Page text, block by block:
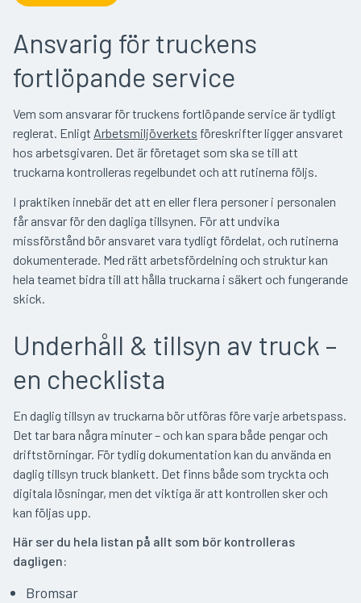
Ansvarig för truckens
fortlöpande service
Vem som ansvarar för truckens fortlöpande service är tydligt
reglerat. Enligt Arbetsmiljöverkets föreskrifter ligger ansvaret
hos arbetsgivaren. Det är företaget som ska se till att
truckarna kontrolleras regelbundet och att rutinerna följs.
I praktiken innebär det att en eller flera personer i personalen
får ansvar för den dagliga tillsynen. För att undvika
missförstånd bör ansvaret vara tydligt fördelat, och rutinerna
dokumenterade. Med rätt arbetsfördelning och struktur kan
hela teamet bidra till att hålla truckarna i säkert och fungerande
skick.
Underhåll & tillsyn av truck –
en checklista
En daglig tillsyn av truckarna bör utföras före varje arbetspass.
Det tar bara några minuter – och kan spara både pengar och
driftstörningar. För tydlig dokumentation kan du använda en
daglig tillsyn truck blankett. Det finns både som tryckta och
digitala lösningar, men det viktiga är att kontrollen sker och
kan följas upp.
Här ser du hela listan på allt som bör kontrolleras
dagligen:
Bromsar